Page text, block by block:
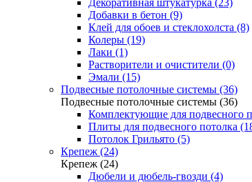
Добавки в бетон (9)
Клей для обоев и стеклохолста (8)
Колеры (19)
Лаки (1)
Растворители и очистители (0)
Эмали (15)
Подвесные потолочные системы (36)
Подвесные потолочные системы (36)
Комплектующие для подвесного
Плиты для подвесного потолка
Потолок Грильято (5)
Крепеж (24)
Крепеж (24)
Дюбели и дюбель-гвозди (4)